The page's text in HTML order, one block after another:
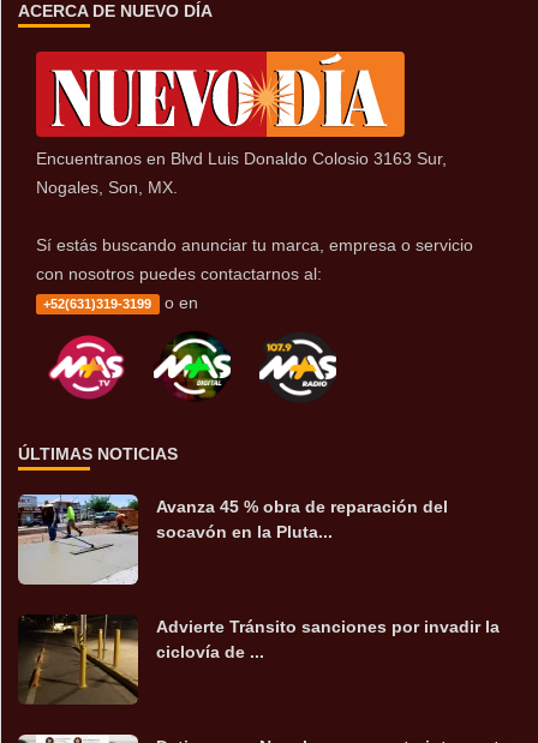
ACERCA DE NUEVO DÍA
Encuentranos en Blvd Luis Donaldo Colosio 3163 Sur,
Nogales, Son, MX.
Sí estás buscando anunciar tu marca, empresa o servicio
con nosotros puedes contactarnos al:
+52(631)319-3199 o en
ÚLTIMAS NOTICIAS
Avanza 45 % obra de reparación del
socavón en la Pluta...
Advierte Tránsito sanciones por invadir la
ciclovía de ...